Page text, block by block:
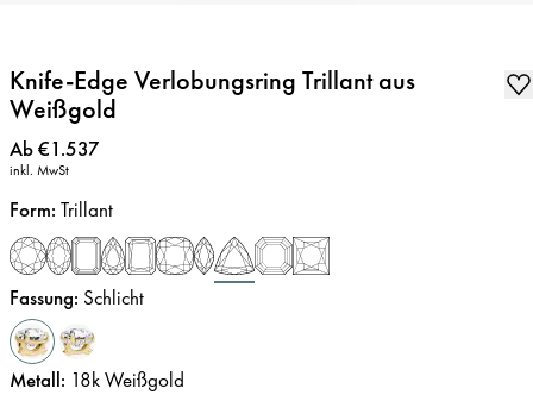
Knife-Edge Verlobungsring Trillant aus
Weißgold
Preis:
Ab €1.537
inkl. MwSt
Form: Trillant
Fassung: Schlicht
Metall: 18k Weißgold